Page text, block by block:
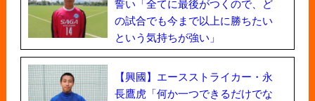
の試合でも今まで以上に勝ちたい
という気持ちが強い」
【興國】エースストライカー・永
長鷹虎「何か一つできるだけでな